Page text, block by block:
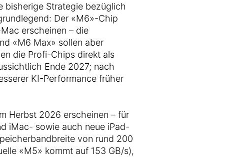
bisherige Strategie bezüglich
Der «M6»-Chip
erscheinen – die
«M6 Max» sollen aber
die Profi-Chips direkt als
Ende 2027; nach
KI-Performance früher
Herbst 2026 erscheinen – für
iMac- sowie auch neue iPad-
von rund 200
«M5» kommt auf 153 GB/s),